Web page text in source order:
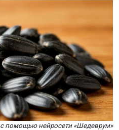
помощью нейросети «Шедеврум»